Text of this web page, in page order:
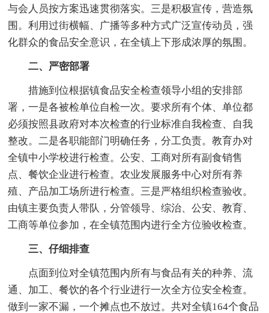
与会人员按方案迅速贯彻落实。三是积极宣传，营造氛
围。利用过街横幅、广播等多种方式广泛宣传动员，强
化群众的食品安全意识，在全镇上下形成浓厚的氛围。
二、严密部署
措施到位根据镇食品安全检查领导小组的安排部
署，一是各被检单位自检一次。要求所有个体、单位都
必须按照县政府对本次检查的行业标准自我检查、自我
整改。二是各职能部门明确任务，分工负责。教育办对
全镇中小学校进行检查。公安、工商对所有副食销售
点、餐饮企业进行检查。农业发展服务中心对所有养
殖、产品加工场所进行检查。三是严格组织检查验收。
由镇主要负责人带队，分管领导、综治、公安、教育、
工商等单位参加，在全镇范围内进行全方位验收检查。
三、仔细排查
点面到位对全镇范围内所有与食品有关的种养、流
通、加工、餐饮的各个行业进行一次全方位安全检查。
做到一家不漏，一个摊点也不放过。共对全镇164个食品